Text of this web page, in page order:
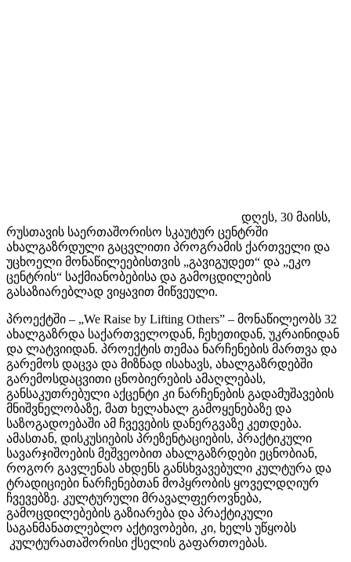
დღეს, 30 მაისს,
რუსთავის საერთაშორისო სკაუტურ ცენტრში
ახალგაზრდული გაცვლითი პროგრამის ქართველი და
უცხოელი მონაწილეებისთვის „გავიგუდეთ“ და „ეკო
ცენტრის“ საქმიანობებისა და გამოცდილების
გასაზიარებლად ვიყავით მიწვეული.
პროექტში – „We Raise by Lifting Others” – მონაწილეობს 32
ახალგაზრდა საქართველოდან, ჩეხეთიდან, უკრაინიდან
და ლატვიიდან. პროექტის თემაა ნარჩენების მართვა და
გარემოს დაცვა და მიზნად ისახავს, ახალგაზრდებში
გარემოსდაცვითი ცნობიერების ამაღლებას,
განსაკუთრებული აქცენტი კი ნარჩენების გადამუშავების
მნიშვნელობაზე, მათ ხელახალ გამოყენებაზე და
საზოგადოებაში ამ ჩვევების დანერგვაზე კეთდება.
ამასთან, დისკუსიების პრეზენტაციების, პრაქტიკული
სავარჯიშოების მეშვეობით ახალგაზრდები ეცნობიან,
როგორ გავლენას ახდენს განსხვავებული კულტურა და
ტრადიციები ნარჩენებთან მოპყრობის ყოველდღიურ
ჩვევებზე. კულტურული მრავალფეროვნება,
გამოცდილებების გაზიარება და პრაქტიკული
საგანმანათლებლო აქტივობები, კი, ხელს უწყობს
კულტურათაშორისი ქსელის გაფართოებას.